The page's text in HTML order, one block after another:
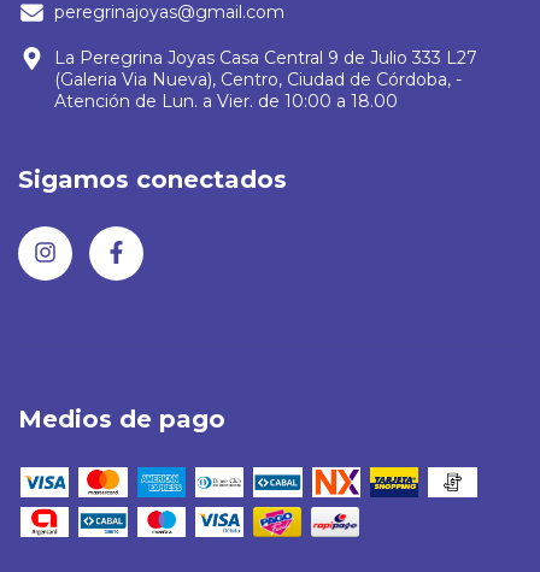
peregrinajoyas@gmail.com
La Peregrina Joyas Casa Central 9 de Julio 333 L27
(Galeria Via Nueva), Centro, Ciudad de Córdoba, -
Atención de Lun. a Vier. de 10:00 a 18.00
Sigamos conectados
Medios de pago